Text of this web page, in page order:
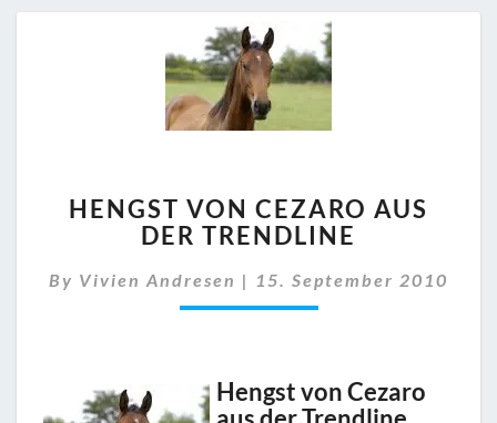
VON
CEZARO
DER
TRENDLINE
HENGST VON CEZARO AUS
DER TRENDLINE
By Vivien Andresen | 15. September 2010
Hengst von Cezaro